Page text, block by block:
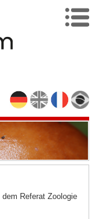
Referat Zoologie